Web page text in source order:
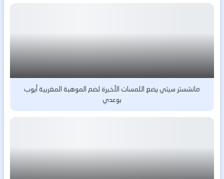
مانشستر سيتي يضع اللمسات الأخيرة لضم الموهبة المغربية أيوب
بوعدي